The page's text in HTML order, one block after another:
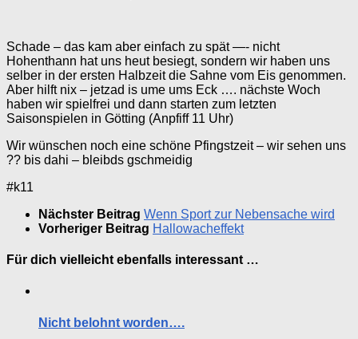
Schade – das kam aber einfach zu spät —- nicht
Hohenthann hat uns heut besiegt, sondern wir haben uns
selber in der ersten Halbzeit die Sahne vom Eis genommen.
Aber hilft nix – jetzad is ume ums Eck …. nächste Woch
haben wir spielfrei und dann starten zum letzten
Saisonspielen in Götting (Anpfiff 11 Uhr)
Wir wünschen noch eine schöne Pfingstzeit – wir sehen uns
?? bis dahi – bleibds gschmeidig
#k11
Nächster Beitrag Wenn Sport zur Nebensache wird
Vorheriger Beitrag Hallowacheffekt
Für dich vielleicht ebenfalls interessant …
Nicht belohnt worden….